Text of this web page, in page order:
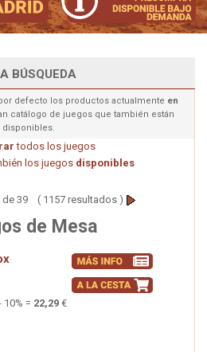
BÚSQUEDA
defecto los productos actualmente en
catálogo de juegos que también están
disponibles.
todos los juegos
los juegos disponibles
de 39 ( 1157 resultados )
de Mesa
10% = 22,29 €